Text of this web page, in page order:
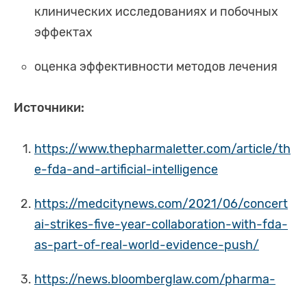
клинических исследованиях и побочных
эффектах
оценка эффективности методов лечения
Источники:
https://www.thepharmaletter.com/article/th
e-fda-and-artificial-intelligence
https://medcitynews.com/2021/06/concert
ai-strikes-five-year-collaboration-with-fda-
as-part-of-real-world-evidence-push/
https://news.bloomberglaw.com/pharma-